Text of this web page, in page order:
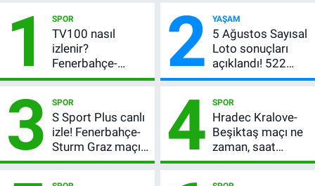
1 SPOR
TV100 nasıl
izlenir?
Fenerbahçe-
Sturm Graz maçı
bilgileri
2 YAŞAM
5 Ağustos Sayısal
Loto sonuçları
açıklandı! 522
milyon TL devretti
3 SPOR
S Sport Plus canlı
izle! Fenerbahçe-
Sturm Graz maçı
nasıl izlenir?
4 SPOR
Hradec Kralove-
Beşiktaş maçı ne
zaman, saat
kaçta? Şifresiz